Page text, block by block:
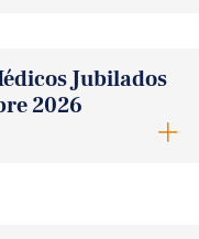
Jubilados
2026